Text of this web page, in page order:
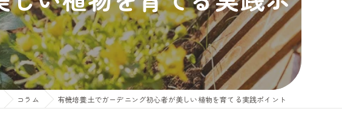
有機培養土
土壌改良材
有機肥料
コラム 有機培養土でガーデニング初心者が美しい植物を育てる実践ポイント